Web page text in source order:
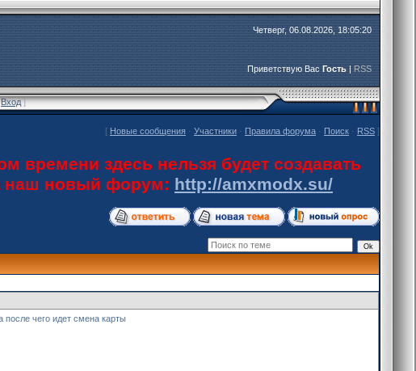
Четверг, 06.08.2026, 18:05:20
Приветствую Вас Гость|RSS
Вход]
[ Новые сообщения · Участники · Правила форума · Поиск · RSS ]
времени здесь нельзя будет создавать
наш новый форум: http://amxmodx.su/
после чего идет смена карты